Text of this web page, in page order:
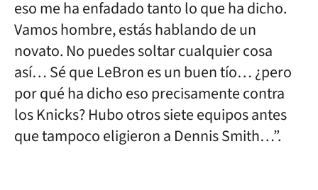
eso me ha enfadado tanto lo que ha dicho.
Vamos hombre, estás hablando de un
novato. No puedes soltar cualquier cosa
así… Sé que LeBron es un buen tío… ¿pero
por qué ha dicho eso precisamente contra
los Knicks? Hubo otros siete equipos antes
que tampoco eligieron a Dennis Smith…”.